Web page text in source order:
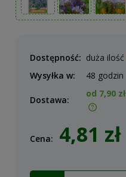
Dostępność: duża ilość
Wysyłka w:
48 godzin
Dostawa:
od 7,90 zł
Cena: 4,81 zł